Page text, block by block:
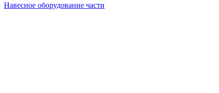
Навесное оборудование части